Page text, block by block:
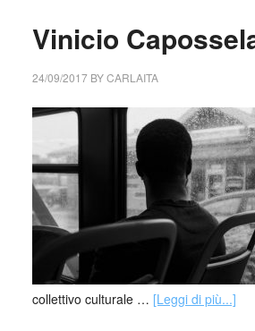
Vinicio
24/09/2017BYCARLAITA
collettivo culturale … [Leggi di più...]